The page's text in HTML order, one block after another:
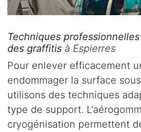
Techniques
des graffitis à Espierres
Pour enlever efficacement
endommager la surface
utilisons des techniques
type de support.
cryogénisation permettent